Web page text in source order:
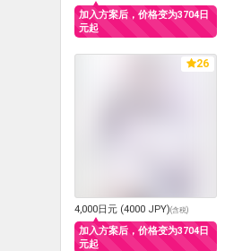
加入方案后，价格变为3704日
元起
26
4,000日元 (4000 JPY)(含税)
加入方案后，价格变为3704日
元起